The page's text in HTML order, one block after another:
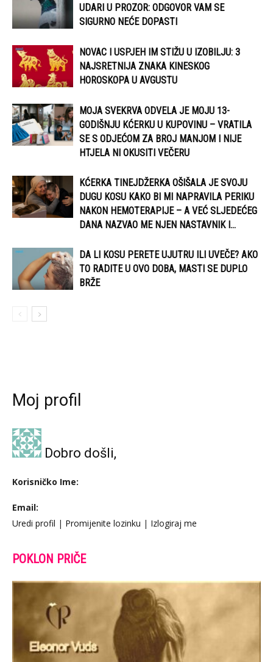
UDARI U PROZOR: ODGOVOR VAM SE
SIGURNO NEĆE DOPASTI
NOVAC I USPJEH IM STIŽU U IZOBILJU: 3
NAJSRETNIJA ZNAKA KINESKOG
HOROSKOPA U AVGUSTU
MOJA SVEKRVA ODVELA JE MOJU 13-
GODIŠNJU KĆERKU U KUPOVINU – VRATILA
SE S ODJEĆOM ZA BROJ MANJOM I NIJE
HTJELA NI OKUSITI VEČERU
KĆERKA TINEJDŽERKA OŠIŠALA JE SVOJU
DUGU KOSU KAKO BI MI NAPRAVILA PERIKU
NAKON HEMOTERAPIJE – A VEĆ SLJEDEĆEG
DANA NAZVAO ME NJEN NASTAVNIK I...
DA LI KOSU PERETE UJUTRU ILI UVEČE? AKO
TO RADITE U OVO DOBA, MASTI SE DUPLO
BRŽE
Moj profil
Dobro došli,
Korisničko Ime:
Email:
Uredi profil | Promijenite lozinku | Izlogiraj me
POKLON PRIČE